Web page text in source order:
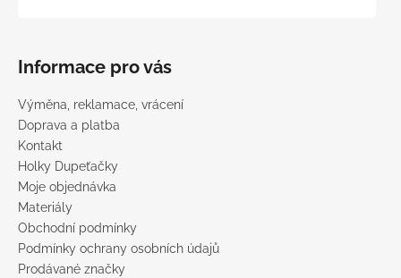
Informace pro vás
Výměna, reklamace, vrácení
Doprava a platba
Kontakt
Holky Dupeťačky
Moje objednávka
Materiály
Obchodní podmínky
Podmínky ochrany osobních údajů
Prodávané značky